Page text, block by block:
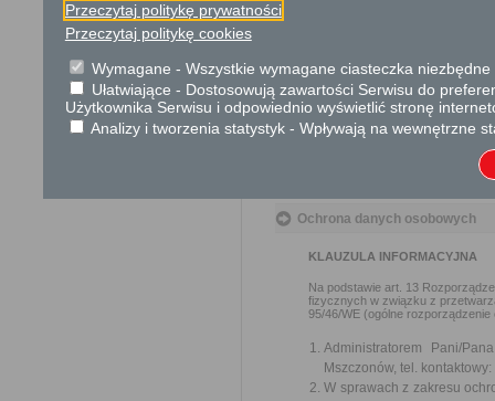
Podstawa prawna
Ustawa z dnia 14
Rozporządzenie
skarg i wniosków (Dz.
Ochrona danych osobowych
KLAUZULA INFORMACYJNA
Na podstawie art. 13
fizycznych w związku z
95/46/WE (ogólne
Administratorem Pani/
Mszczonów, tel.
W sprawach z zakresu
Przeczytaj politykę prywatności
Przeczytaj politykę cookies
Wymagane - Wszystkie wymagane ciasteczka
Ułatwiające - Dostosowują zawartości Serwisu do
Użytkownika Serwisu i odpowiednio wyświetlić stronę
Analizy i tworzenia statystyk - Wpływają na wewnętrzne